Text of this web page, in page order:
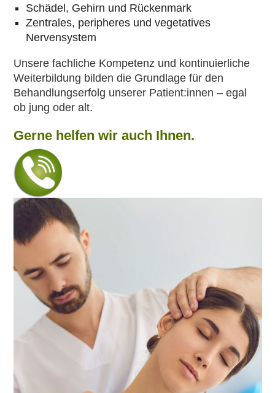
Schädel, Gehirn und Rückenmark
Zentrales, peripheres und vegetatives
Nervensystem
Unsere fachliche Kompetenz und kontinuierliche
Weiterbildung bilden die Grundlage für den
Behandlungserfolg unserer Patient:innen – egal
ob jung oder alt.
Gerne helfen wir auch Ihnen.